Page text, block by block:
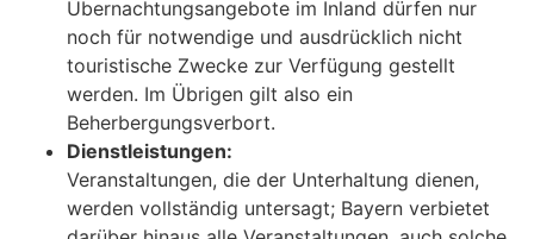
Übernachtungsangebote im Inland dürfen nur
noch für notwendige und ausdrücklich nicht
touristische Zwecke zur Verfügung gestellt
werden. Im Übrigen gilt also ein
Beherbergungsverbort.
Dienstleistungen:
Veranstaltungen, die der Unterhaltung dienen,
werden vollständig untersagt; Bayern verbietet